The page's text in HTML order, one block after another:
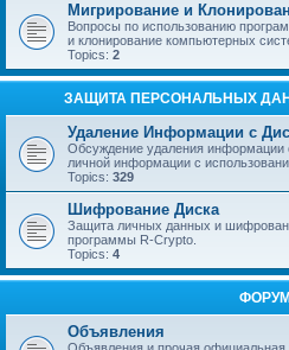
Мигрирование и
Вопросы по использованию
и клонирование компьютерных
Topics: 2
ЗАЩИТА ПЕРСОНАЛЬНЫХ
Удаление Информации с
Обсуждение удаления информации
личной информации с
Topics: 329
Шифрование Диска
Защита личных данных и
программы R-Crypto.
Topics: 4
ФОРУМ
Объявления